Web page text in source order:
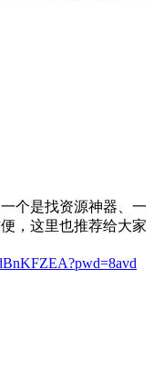
个是找资源神器、一
，这里也推荐给大家